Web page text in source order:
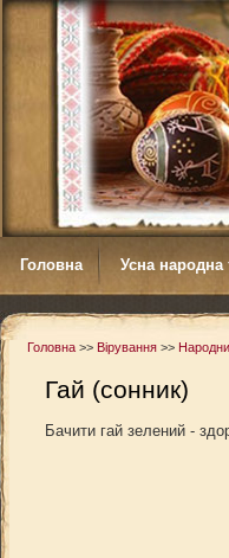
Головна Усна народна
Головна >> Вірування >>
Гай (сонник)
Бачити гай зелений -